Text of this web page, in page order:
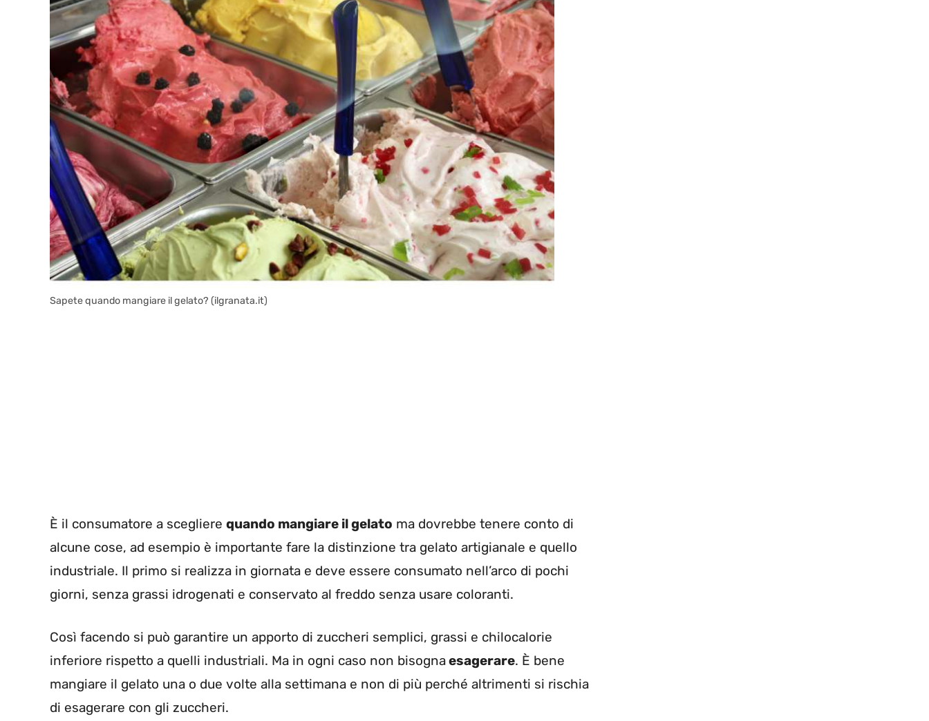
Sapete quando mangiare il gelato? (ilgranata.it)
È il consumatore a scegliere quando mangiare il gelato ma dovrebbe tenere conto di
alcune cose, ad esempio è importante fare la distinzione tra gelato artigianale e quello
industriale. Il primo si realizza in giornata e deve essere consumato nell’arco di pochi
giorni, senza grassi idrogenati e conservato al freddo senza usare coloranti.
Così facendo si può garantire un apporto di zuccheri semplici, grassi e chilocalorie
inferiore rispetto a quelli industriali. Ma in ogni caso non bisognaesagerare. È bene
mangiare il gelato una o due volte alla settimana e non di più perché altrimenti si rischia
di esagerare con gli zuccheri.